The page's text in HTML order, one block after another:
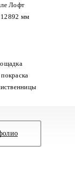
Лофт
12892 мм